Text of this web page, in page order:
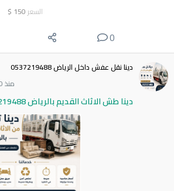
السعر 150
$
0
دينا نقل عفش داخل الرياض 0537219488
منذ 10 ساعات
دينا طش الاثاث القديم بالرياض 0537219488